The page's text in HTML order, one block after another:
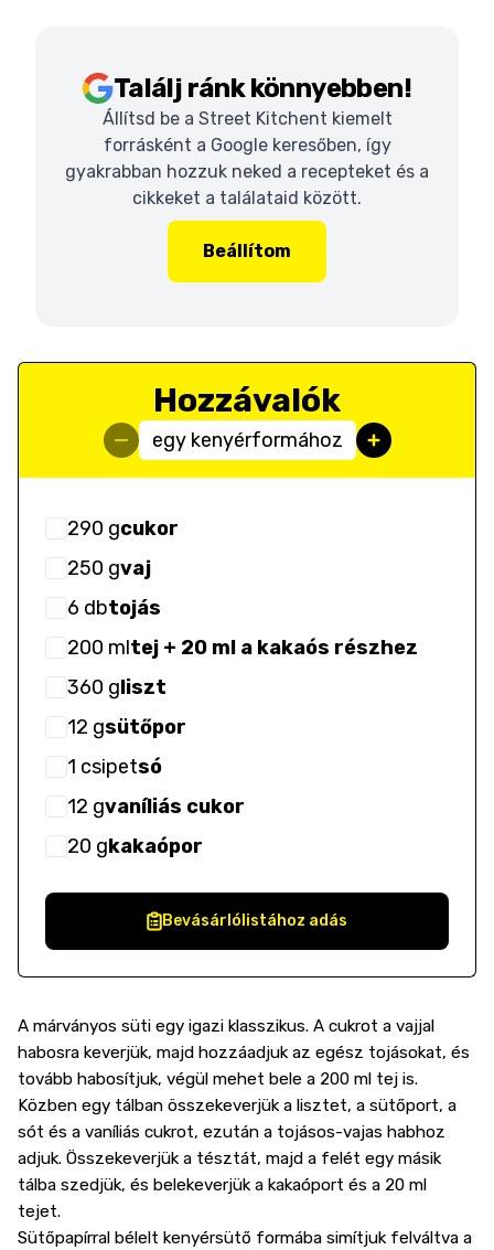
Találj ránk könnyebben!
Állítsd be a Street Kitchent kiemelt
forrásként a Google keresőben, így
gyakrabban hozzuk neked a recepteket és a
cikkeket a találataid között.
Beállítom
Hozzávalók
egy kenyérformához
290 gcukor
250 gvaj
6 dbtojás
200 mltej + 20 ml a kakaós részhez
360 gliszt
12 gsütőpor
1 csipetsó
12 gvaníliás cukor
20 gkakaópor
Bevásárlólistához adás
A márványos süti egy igazi klasszikus. A cukrot a vajjal
habosra keverjük, majd hozzáadjuk az egész tojásokat, és
tovább habosítjuk, végül mehet bele a 200 ml tej is.
Közben egy tálban összekeverjük a lisztet, a sütőport, a
sót és a vaníliás cukrot, ezután a tojásos-vajas habhoz
adjuk. Összekeverjük a tésztát, majd a felét egy másik
tálba szedjük, és belekeverjük a kakaóport és a 20 ml
tejet.
Sütőpapírral bélelt kenyérsütő formába simítjuk felváltva a